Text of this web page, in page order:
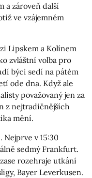
a zároveň další
ve vzájemném
Lipskem a Kolínem
zvláštní volba pro
býci sedí na pátém
ode dna. Když ale
považovaný jen za
z nejtradičnějších
mění.
v 15:30
sedmý Frankfurt.
rozehraje utkání
Bayer Leverkusen.